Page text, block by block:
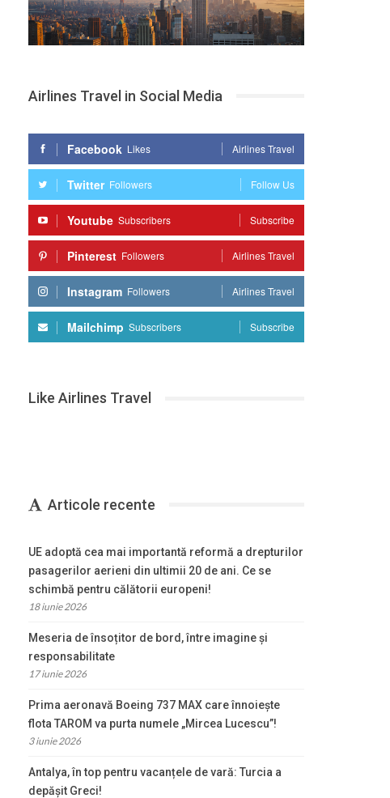
Airlines Travel in Social Media
Facebook Likes Airlines Travel
Twitter Followers Follow Us
Youtube Subscribers Subscribe
Pinterest Followers Airlines Travel
Instagram Followers Airlines Travel
Mailchimp Subscribers Subscribe
Like Airlines Travel
Articole recente
UE adoptă cea mai importantă reformă a drepturilor
pasagerilor aerieni din ultimii 20 de ani. Ce se
schimbă pentru călătorii europeni!
18 iunie 2026
Meseria de însoțitor de bord, între imagine și
responsabilitate
17 iunie 2026
Prima aeronavă Boeing 737 MAX care înnoiește
flota TAROM va purta numele „Mircea Lucescu”!
3 iunie 2026
Antalya, în top pentru vacanțele de vară: Turcia a
depășit Greci!